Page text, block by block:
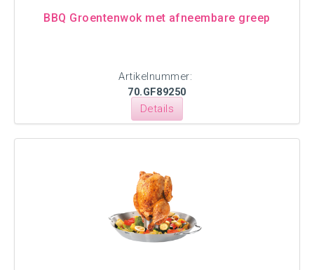
BBQ Groentenwok met afneembare greep
Artikelnummer:
70.GF89250
Details